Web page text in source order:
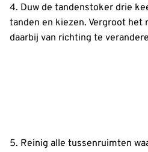
4. Duw de tandenstoker drie
tanden en kiezen. Vergroot het
daarbij van richting te
5. Reinig alle tussenruimten